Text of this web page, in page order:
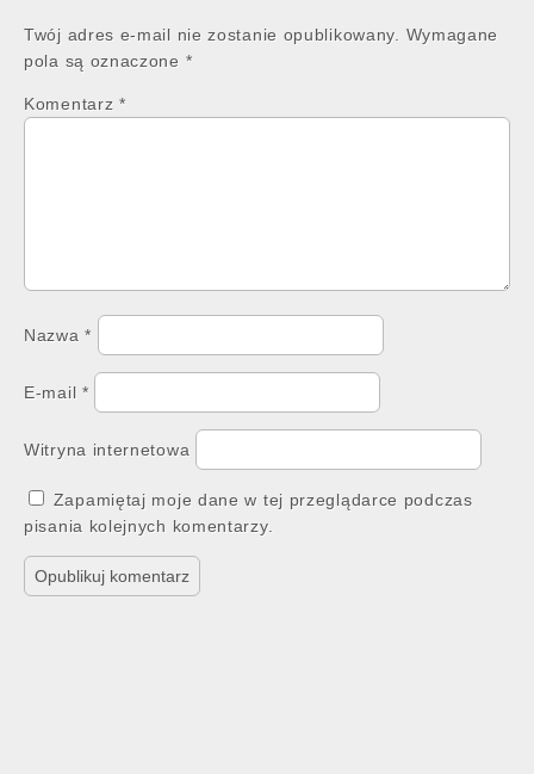
Twój adres e-mail nie zostanie opublikowany.
Wymagane
pola są oznaczone *
Komentarz *
Nazwa*
E-mail *
Witryna internetowa
Zapamiętaj moje dane w tej przeglądarce podczas
pisania kolejnych komentarzy.